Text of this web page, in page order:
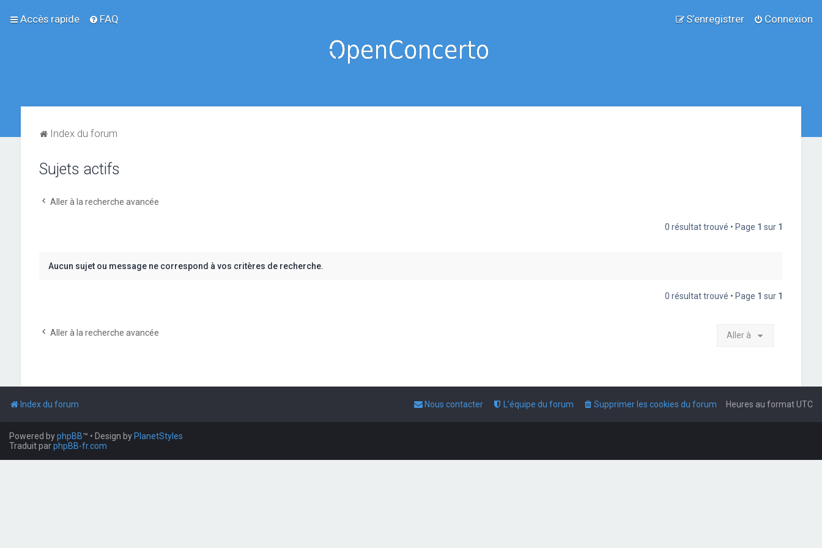
Accès rapide FAQ Connexion
S’enregistrer
Index du forum
Sujets actifs
Aller à la recherche avancée
0 résultat trouvé • Page 1 sur 1
Aucun sujet ou message ne correspond à vos critères de recherche.
0 résultat trouvé • Page 1 sur 1
Aller à la recherche avancée Aller à
Index du forum Heures au formatUTC
Supprimer les cookies du forum
L’équipe du forum
Nous contacter
Powered byphpBB™ • Design by PlanetStyles
Traduit parphpBB-fr.com